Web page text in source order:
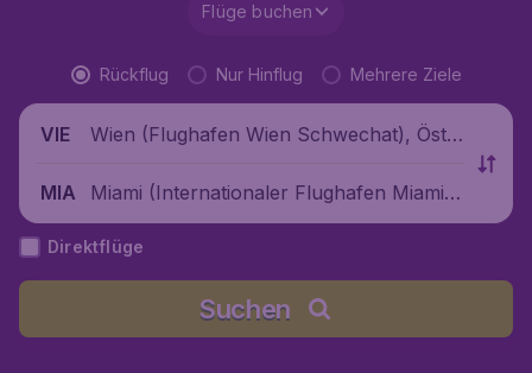
Flüge buchen
Rückflug Nur Hinflug Mehrere Ziele
VIE
Wien (Flughafen Wien Schwechat), Öste
MIA
Miami (Internationaler Flughafen Miami),
Vereinigte Staaten
Direktflüge
Suchen